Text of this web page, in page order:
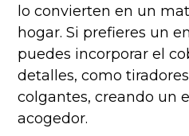
lo convierten en un
hogar. Si prefieres un
puedes incorporar el
detalles, como
colgantes, creando un
acogedor.